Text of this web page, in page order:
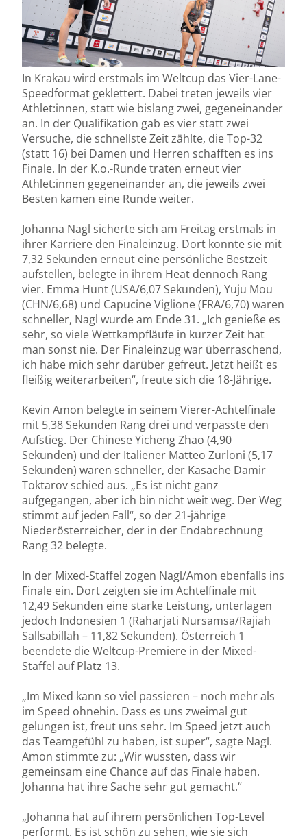
In Krakau wird erstmals im Weltcup das Vier-Lane-
Speedformat geklettert. Dabei treten jeweils vier
Athlet:innen, statt wie bislang zwei, gegeneinander
an. In der Qualifikation gab es vier statt zwei
Versuche, die schnellste Zeit zählte, die Top-32
(statt 16) bei Damen und Herren schafften es ins
Finale. In der K.o.-Runde traten erneut vier
Athlet:innen gegeneinander an, die jeweils zwei
Besten kamen eine Runde weiter.
Johanna Nagl sicherte sich am Freitag erstmals in
ihrer Karriere den Finaleinzug. Dort konnte sie mit
7,32 Sekunden erneut eine persönliche Bestzeit
aufstellen, belegte in ihrem Heat dennoch Rang
vier. Emma Hunt (USA/6,07 Sekunden), Yuju Mou
(CHN/6,68) und Capucine Viglione (FRA/6,70) waren
schneller, Nagl wurde am Ende 31. „Ich genieße es
sehr, so viele Wettkampfläufe in kurzer Zeit hat
man sonst nie. Der Finaleinzug war überraschend,
ich habe mich sehr darüber gefreut. Jetzt heißt es
fleißig weiterarbeiten“, freute sich die 18-Jährige.
Kevin Amon belegte in seinem Vierer-Achtelfinale
mit 5,38 Sekunden Rang drei und verpasste den
Aufstieg. Der Chinese Yicheng Zhao (4,90
Sekunden) und der Italiener Matteo Zurloni (5,17
Sekunden) waren schneller, der Kasache Damir
Toktarov schied aus. „Es ist nicht ganz
aufgegangen, aber ich bin nicht weit weg. Der Weg
stimmt auf jeden Fall“, so der 21-jährige
Niederösterreicher, der in der Endabrechnung
Rang 32 belegte.
In der Mixed-Staffel zogen Nagl/Amon ebenfalls ins
Finale ein. Dort zeigten sie im Achtelfinale mit
12,49 Sekunden eine starke Leistung, unterlagen
jedoch Indonesien 1 (Raharjati Nursamsa/Rajiah
Sallsabillah – 11,82 Sekunden). Österreich 1
beendete die Weltcup-Premiere in der Mixed-
Staffel auf Platz 13.
„Im Mixed kann so viel passieren – noch mehr als
im Speed ohnehin. Dass es uns zweimal gut
gelungen ist, freut uns sehr. Im Speed jetzt auch
das Teamgefühl zu haben, ist super“, sagte Nagl.
Amon stimmte zu: „Wir wussten, dass wir
gemeinsam eine Chance auf das Finale haben.
Johanna hat ihre Sache sehr gut gemacht.“
„Johanna hat auf ihrem persönlichen Top-Level
performt. Es ist schön zu sehen, wie sie sich